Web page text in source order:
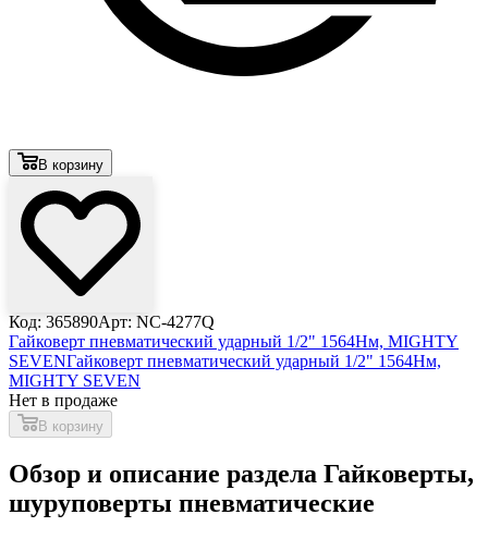
В корзину
Код: 365890Арт: NC-4277Q
Гайковерт пневматический ударный 1/2" 1564Нм, MIGHTY
SEVENГайковерт пневматический ударный 1/2" 1564Нм,
MIGHTY SEVEN
Нет в продаже
В корзину
Обзор и описание раздела Гайковерты,
шуруповерты пневматические